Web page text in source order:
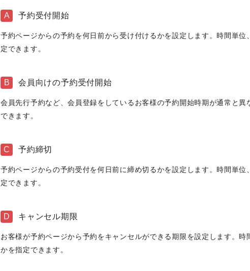
A 予約受付開始
予約ページからの予約を何日前から受け付けるかを設定します。時間単
定できます。
B 会員向けの予約受付開始
会員先行予約など、会員登録をしているお客様の予約開始時期が通常と異
できます。
C 予約締切
予約ページからの予約受付を何日前に締め切るかを設定します。時間単
定できます。
D キャンセル期限
お客様が予約ページから予約をキャンセルができる期限を設定します。
かを指定できます。